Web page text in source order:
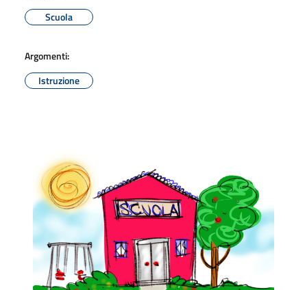
Scuola
Argomenti:
Istruzione